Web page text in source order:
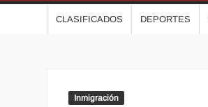
CLASIFICADOS DEPORTES
Inmigración